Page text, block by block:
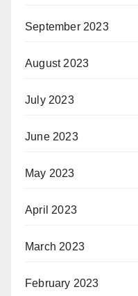
September 2023
August 2023
July 2023
June 2023
May 2023
April 2023
March 2023
February 2023